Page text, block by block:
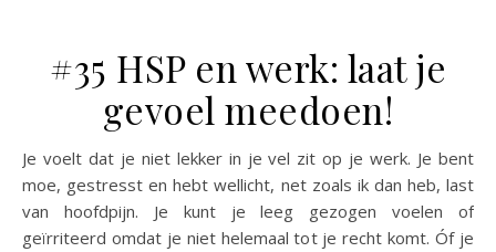
#35 HSP en werk: laat je
gevoel meedoen!
Je voelt dat je niet lekker in je vel zit op je werk. Je bent
moe, gestresst en hebt wellicht, net zoals ik dan heb, last
van hoofdpijn. Je kunt je leeg gezogen voelen of
geïrriteerd omdat je niet helemaal tot je recht komt. Óf je